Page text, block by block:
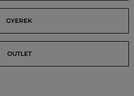
GYEREK
OUTLET